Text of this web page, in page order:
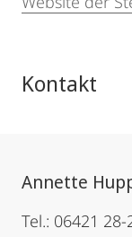
Kontakt
Annette
Tel.: 06421 28-